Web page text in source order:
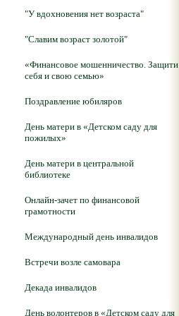
"У вдохновения нет возраста"
"Славим возраст золотой"
«Финансовое мошенничество. Защити
себя и свою семью»
Поздравление юбиляров
День матери в «Детском саду для
пожилых»
День матери в центральной
библиотеке
Онлайн-зачет по финансовой
грамотности
Международный день инвалидов
Встречи возле самовара
Декада инвалидов
День волонтеров в «Детском саду для